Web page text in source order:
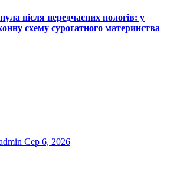
після передчасних пологів: у
схему сурогатного материнства
Сер 6, 2026